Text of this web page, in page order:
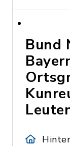
Bund